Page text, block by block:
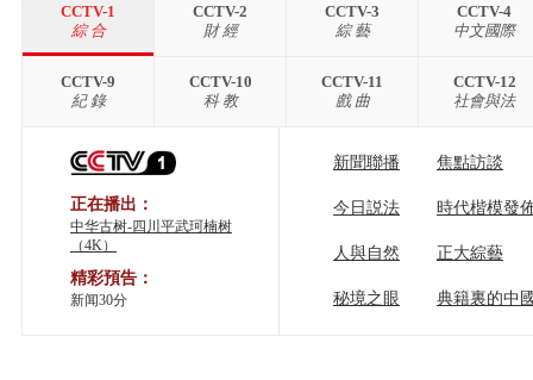
CCTV-1
綜 合
CCTV-2
財 經
CCTV-3
綜 藝
CCTV-4
中文國際
CCTV-9
紀 錄
CCTV-10
科 教
CCTV-11
戲 曲
CCTV-12
社會與法
正在播出：
中华古树-四川平武珂楠树
（4K）
精彩預告：
新闻30分
新聞聯播 焦點訪談
今日説法 時代楷模發
人與自然 正大綜藝
秘境之眼 典籍裏的中